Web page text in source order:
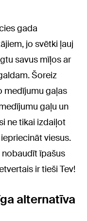
gada
jo svētki ļauj
savus mīļos ar
Šoreiz
medījumu gaļas
gaļu un
ne tikai izdaiļot
viesus.
nobaudīt īpašus
ir tieši Tev!
alternatīva